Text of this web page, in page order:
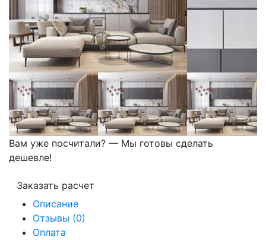
Вам уже посчитали? — Мы готовы сделать
дешевле!
Заказать расчет
Описание
Отзывы (0)
Оплата